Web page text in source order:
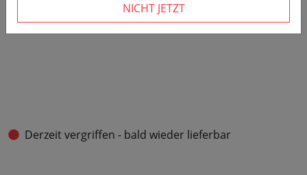
Derzeit vergriffen - bald wieder lieferbar
NICHT JETZT